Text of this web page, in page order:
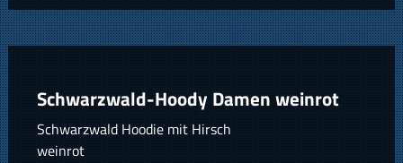
Schwarzwald-Hoody Damen weinrot
Schwarzwald Hoodie mit Hirsch
weinrot